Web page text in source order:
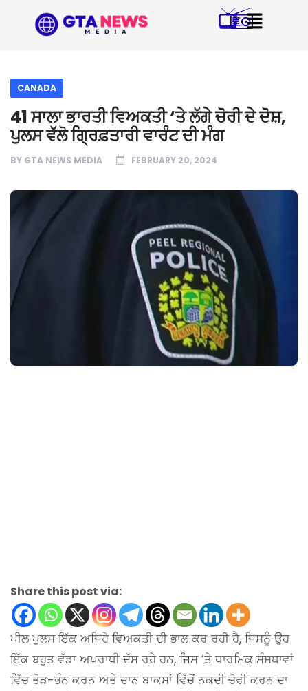
CANADA
41 ਸਾਲਾ ਭਾਰਤੀ ਵਿਅਕਤੀ ‘ਤੇ ਲੱਗੇ ਚੋਰੀ ਦੇ ਦੋਸ਼,
ਪੁਲਸ ਵੱਲੋ ਗ੍ਰਿਫ਼ਤਾਰੀ ਵਾਰੰਟ ਦੀ ਮੰਗ
BY GTA NEWS MEDIA FEBRUARY 20, 2024
Share this post via:
ਪੀਲ ਪੁਲਸ ਇੱਕ ਅਜਿਹੇ ਵਿਅਕਤੀ ਦੀ ਭਾਲ ਕਰ ਰਹੀ ਹੈ, ਜਿਸਨੂੰ ਉਹ
ਇੱਕ ਬਹੁਤ ਵੱਡਾ ਅਪਰਾਧੀ ਦੱਸ ਰਹੇ ਹਨ, ਜਿਸ ‘ਤੇ ਧਾਰਮਿਕ ਸੰਸਥਾਵਾਂ
ਵਿੱਚ ਤੋੜ-ਭੰਨ ਕਰਨ ਅਤੇ ਦਾਨ ਬਾਕਸਾਂ ਵਿੱਚੋਂ ਨਕਦੀ ਚੋਰੀ ਕਰਨ ਦਾ